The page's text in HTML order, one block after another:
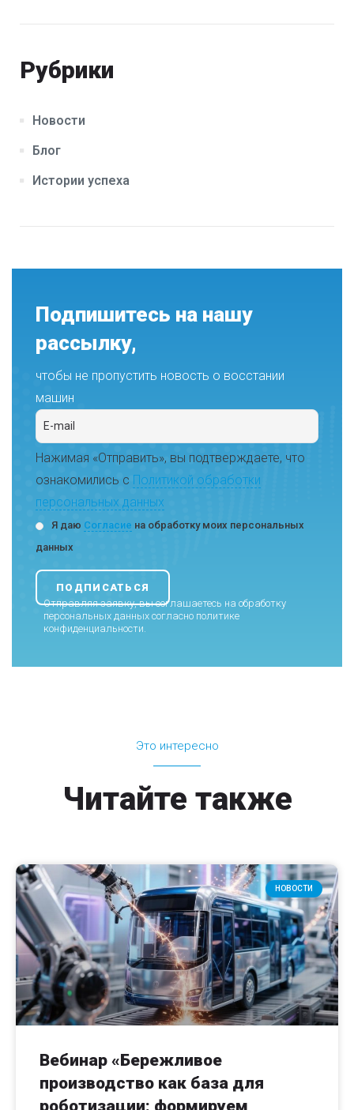
Рубрики
Новости
Блог
Истории успеха
Подпишитесь на нашу
рассылку,
чтобы не пропустить новость о восстании
машин
Нажимая «Отправить», вы подтверждаете, что
ознакомились с Политикой обработки
персональных данных
Я даю Согласие на обработку моих персональных
данных
Отправляя заявку, вы соглашаетесь на обработку
персональных данных согласно политике
конфиденциальности.
Это интересно
Читайте также
НОВОСТИ
Вебинар «Бережливое
производство как база для
роботизации: формируем